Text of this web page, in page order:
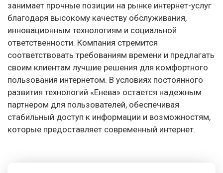
занимает прочные позиции на рынке интернет-услуг
благодаря высокому качеству обслуживания,
инновационным технологиям и социальной
ответственности. Компания стремится
соответствовать требованиям времени и предлагать
своим клиентам лучшие решения для комфортного
пользования интернетом. В условиях постоянного
развития технологий «Енева» остается надежным
партнером для пользователей, обеспечивая
стабильный доступ к информации и возможностям,
которые предоставляет современный интернет.